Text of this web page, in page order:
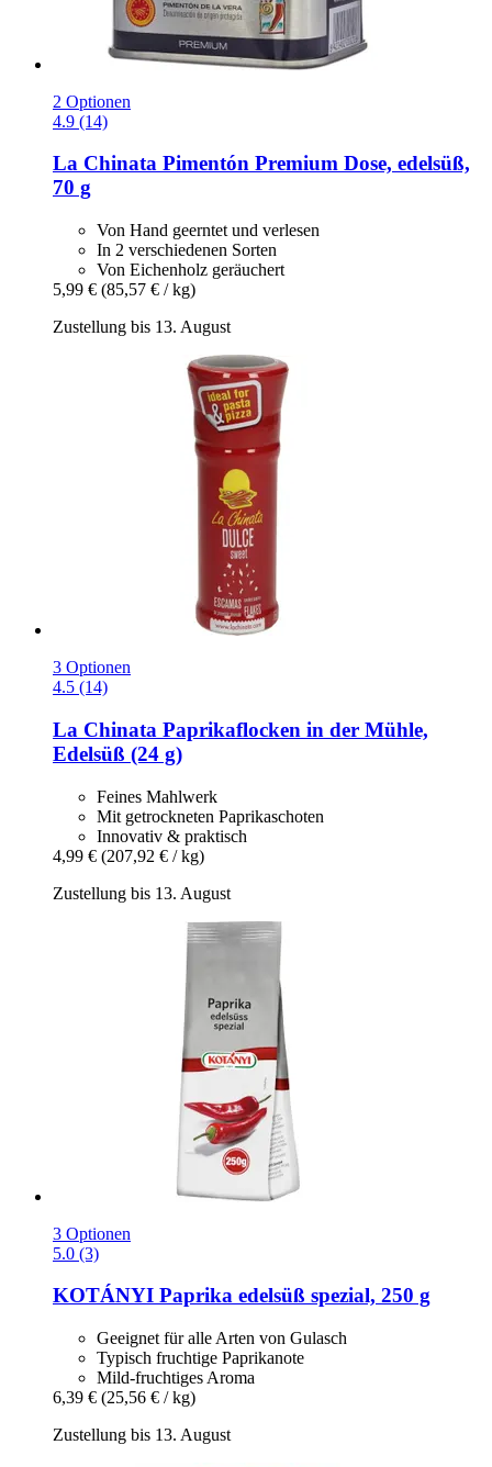
2 Optionen
4.9 (14)
La Chinata Pimentón Premium Dose, edelsüß,
70 g
Von Hand geerntet und verlesen
In 2 verschiedenen Sorten
Von Eichenholz geräuchert
5,99 € (85,57 € / kg)
Zustellung bis 13. August
3 Optionen
4.5 (14)
La Chinata Paprikaflocken in der Mühle,
Edelsüß (24 g)
Feines Mahlwerk
Mit getrockneten Paprikaschoten
Innovativ & praktisch
4,99 € (207,92 € / kg)
Zustellung bis 13. August
3 Optionen
5.0 (3)
KOTÁNYI Paprika edelsüß spezial, 250 g
Geeignet für alle Arten von Gulasch
Typisch fruchtige Paprikanote
Mild-fruchtiges Aroma
6,39 € (25,56 € / kg)
Zustellung bis 13. August